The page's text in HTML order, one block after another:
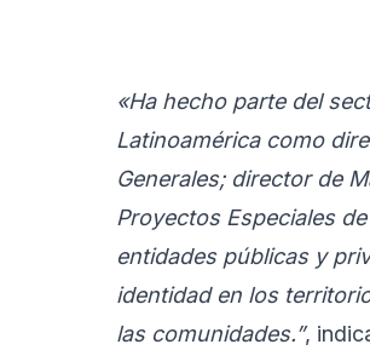
«Ha hecho parte del
Latinoamérica como
Generales; director de
Proyectos Especiales
entidades públicas y
identidad en los
las comunidades.”,